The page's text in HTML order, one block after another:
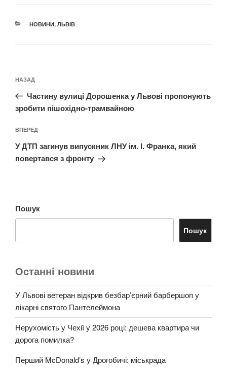
КАТЕГОРІЇ
НОВИНИ, ЛЬВІВ
записів
Попередній
запис:
НАЗАД
Частину вулиці Дорошенка у Львові пропонують
зробити пішохідно-трамвайною
Наступний
запис
ВПЕРЕД
У ДТП загинув випускник ЛНУ ім. І. Франка, який
повертався з фронту
Пошук
Пошук
Останні новини
У Львові ветеран відкрив безбар’єрний барбершоп у
лікарні святого Пантелеймона
Нерухомість у Чехії у 2026 році: дешева квартира чи
дорога помилка?
Перший McDonald’s у Дрогобичі: міськрада